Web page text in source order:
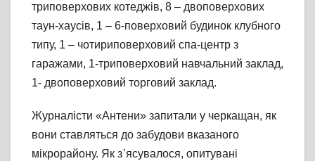
триповерхових котеджів, 8 – двоповерхових
таун-хаусів, 1 – 6-поверховий будинок клубного
типу, 1 – чотириповерховий спа-центр з
гаражами, 1-триповерховий навчальний заклад,
1- двоповерховий торговий заклад.
Журналісти «Антени» запитали у черкащан, як
вони ставляться до забудови вказаного
мікрорайону. Як з᾽ясувалося, опитувані